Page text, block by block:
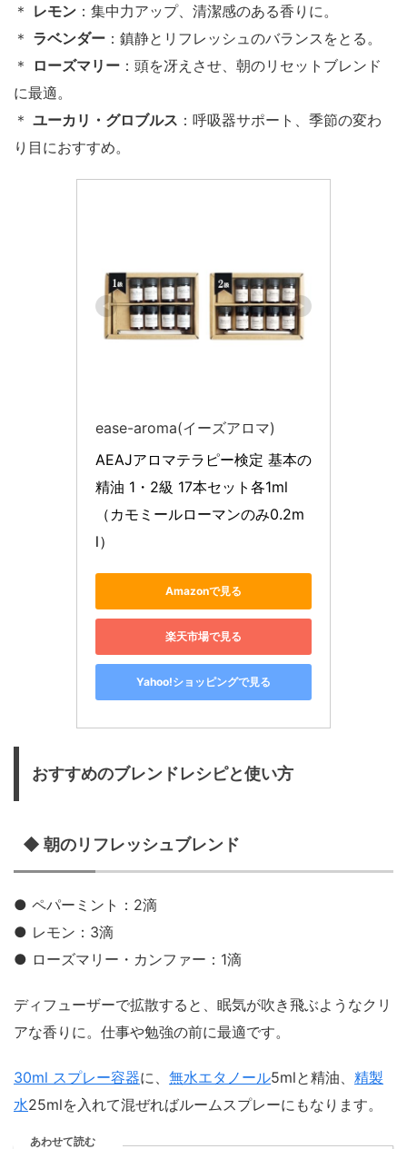
＊ レモン ：集中力アップ、清潔感のある香りに。
＊ ラベンダー ：鎮静とリフレッシュのバランスをとる。
＊
ローズマリー ：頭を冴えさせ、朝のリセットブレンド
に最適。
＊ ユーカリ・グロブルス ：呼吸器サポート、季節の変わ
り目におすすめ。
ease-aroma(イーズアロマ)
AEAJアロマテラピー検定 基本の
精油 1・2級 17本セット各1ml
（カモミールローマンのみ0.2m
l）
Amazonで見る
楽天市場で見る
Yahoo!ショッピングで見る
おすすめのブレンドレシピと使い方
◆ 朝のリフレッシュブレンド
● ペパーミント：2滴
● レモン：3滴
● ローズマリー・カンファー：1滴
ディフューザーで拡散すると、眠気が吹き飛ぶようなクリ
アな香りに。仕事や勉強の前に最適です。
30ml スプレー容器に、 無水エタノール5mlと精油、 精製
水25mlを入れて混ぜればルームスプレーにもなります。
あわせて読む